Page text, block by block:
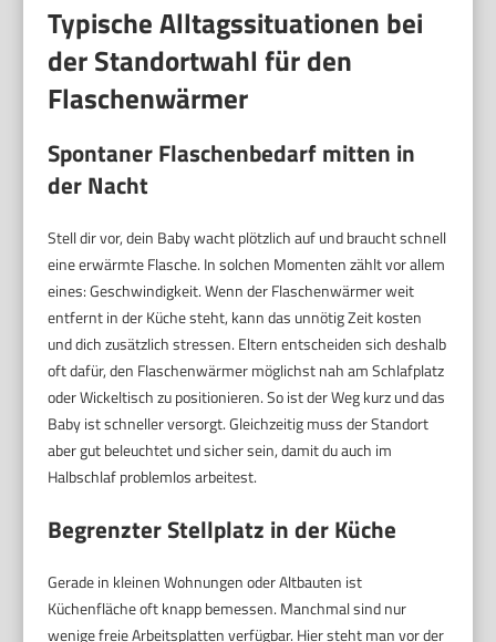
Typische Alltagssituationen bei
der Standortwahl für den
Flaschenwärmer
Spontaner Flaschenbedarf mitten in
der Nacht
Stell dir vor, dein Baby wacht plötzlich auf und braucht schnell
eine erwärmte Flasche. In solchen Momenten zählt vor allem
eines: Geschwindigkeit. Wenn der Flaschenwärmer weit
entfernt in der Küche steht, kann das unnötig Zeit kosten
und dich zusätzlich stressen. Eltern entscheiden sich deshalb
oft dafür, den Flaschenwärmer möglichst nah am Schlafplatz
oder Wickeltisch zu positionieren. So ist der Weg kurz und das
Baby ist schneller versorgt. Gleichzeitig muss der Standort
aber gut beleuchtet und sicher sein, damit du auch im
Halbschlaf problemlos arbeitest.
Begrenzter Stellplatz in der Küche
Gerade in kleinen Wohnungen oder Altbauten ist
Küchenfläche oft knapp bemessen. Manchmal sind nur
wenige freie Arbeitsplatten verfügbar. Hier steht man vor der